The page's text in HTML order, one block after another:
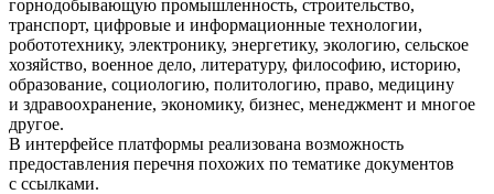
горнодобывающую промышленность, строительство,
транспорт, цифровые и информационные технологии,
робототехнику, электронику, энергетику, экологию, сельское
хозяйство, военное дело, литературу, философию, историю,
образование, социологию, политологию, право, медицину
и здравоохранение, экономику, бизнес, менеджмент и многое
другое.
В интерфейсе платформы реализована возможность
предоставления перечня похожих по тематике документов
с ссылками.